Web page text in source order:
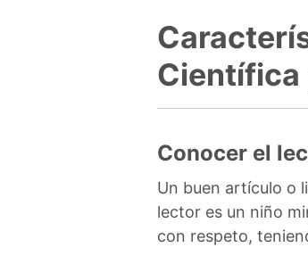
Científica
Conocer el
Un buen artículo o
lector es un niño
con respeto,